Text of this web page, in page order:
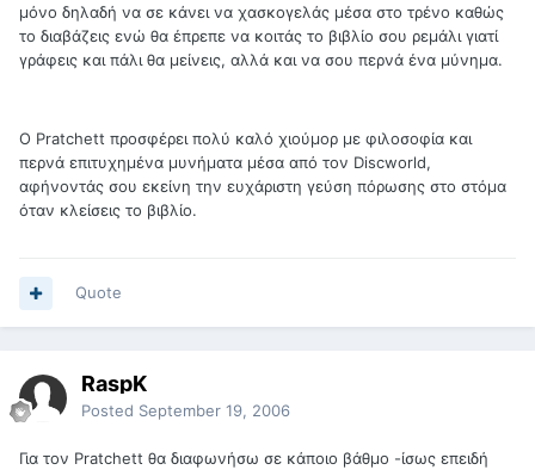
μόνο δηλαδή να σε κάνει να χασκογελάς μέσα στο τρένο καθώς
το διαβάζεις ενώ θα έπρεπε να κοιτάς το βιβλίο σου ρεμάλι γιατί
γράφεις και πάλι θα μείνεις, αλλά και να σου περνά ένα μύνημα.
Ο Pratchett προσφέρει πολύ καλό χιούμορ με φιλοσοφία και
περνά επιτυχημένα μυνήματα μέσα από τον Discworld,
αφήνοντάς σου εκείνη την ευχάριστη γεύση πόρωσης στο στόμα
όταν κλείσεις το βιβλίο.
Quote
RaspK
Posted September 19, 2006
Για τον Pratchett θα διαφωνήσω σε κάποιο βάθμο -ίσως επειδή